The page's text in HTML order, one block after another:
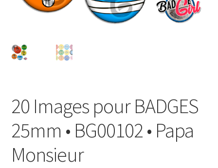
Mon compte
Politique de Confidentialité
Validation de la commande
20 Images pour BADGES
25mm • BG00102 • Papa
Monsieur